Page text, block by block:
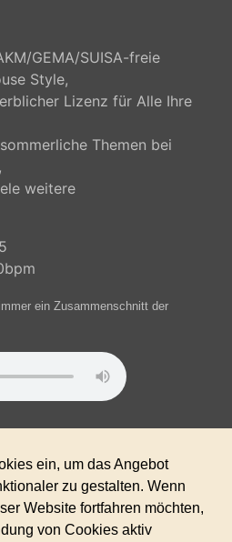
GEMA/SUISA-freie
Style,
Lizenz für Alle Ihre
Themen bei
weitere
ein Zusammenschnitt der
sonnig, warm,
gute Laune, schnell,